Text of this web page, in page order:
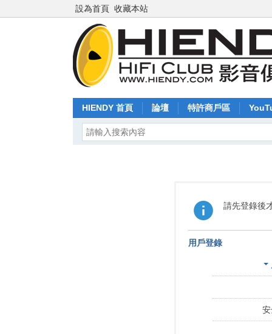
設為首頁 收藏本站
HIENDY 首頁 論壇 特許商戶區
請先登錄後
用戶登錄